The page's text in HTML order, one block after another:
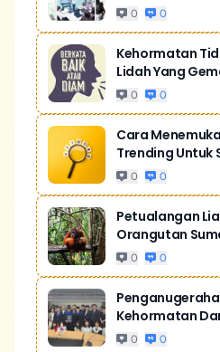
0 0
Kehormatan
Lidah Yang
0 0
Cara
Trending Untuk
0 0
Petualangan
Orangutan
0 0
Kehormatan
0 0